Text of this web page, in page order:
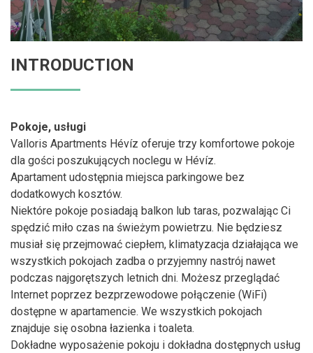
INTRODUCTION
Pokoje, usługi
Valloris Apartments Hévíz oferuje trzy komfortowe pokoje
dla gości poszukujących noclegu w Hévíz.
Apartament udostępnia miejsca parkingowe bez
dodatkowych kosztów.
Niektóre pokoje posiadają balkon lub taras, pozwalając Ci
spędzić miło czas na świeżym powietrzu. Nie będziesz
musiał się przejmować ciepłem, klimatyzacja działająca we
wszystkich pokojach zadba o przyjemny nastrój nawet
podczas najgorętszych letnich dni. Możesz przeglądać
Internet poprzez bezprzewodowe połączenie (WiFi)
dostępne w apartamencie. We wszystkich pokojach
znajduje się osobna łazienka i toaleta.
Dokładne wyposażenie pokoju i dokładna dostępnych usług